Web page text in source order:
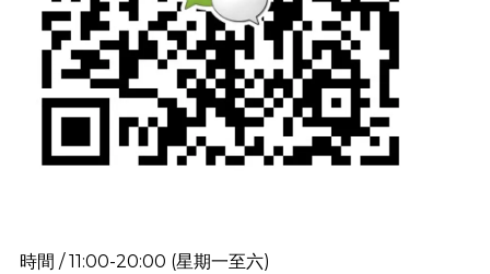
時間 / 11:00-20:00 (星期一至六)